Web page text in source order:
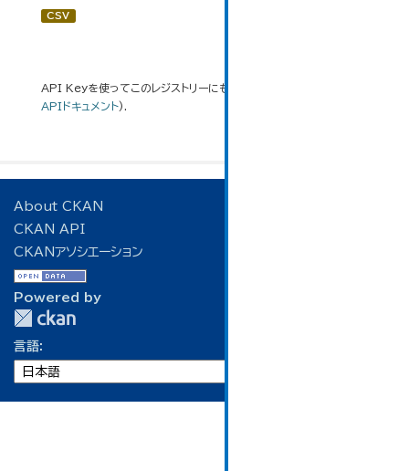
CSV
API Keyを使ってこのレジストリーにもアクセス可能です
APIドキュメント).
About CKAN
CKAN API
CKANアソシエーション
Powered by
言語